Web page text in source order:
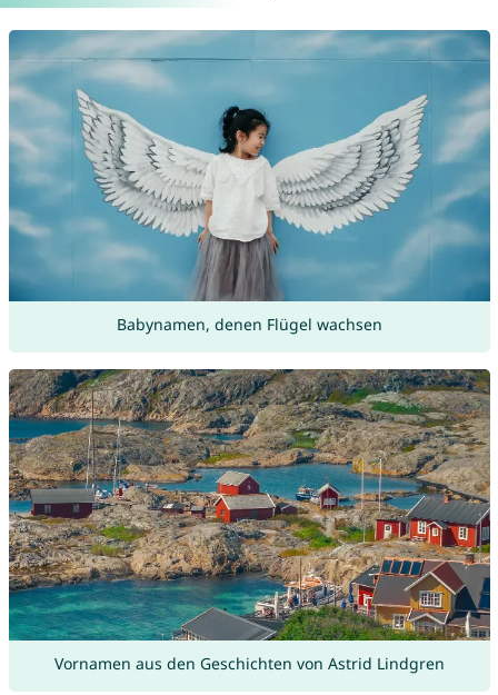
Babynamen, denen Flügel wachsen
Vornamen aus den Geschichten von Astrid Lindgren